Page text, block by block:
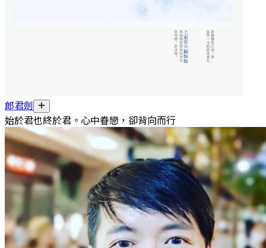
郎君劍
始於君也終於君。心中眷戀，卻背向而行